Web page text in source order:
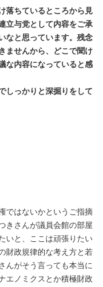
落ちているところから見
立与党として内容をご承
なと思っています。残念
ませんから、どこで聞け
な内容になっていると感
しっかりと深掘りをして
ではないかというご指摘
きさんが議員会館の部屋
いと、ここは頑張りたい
財政規律的な考え方と若
んがそう言っても本当に
エノミクスとか積極財政